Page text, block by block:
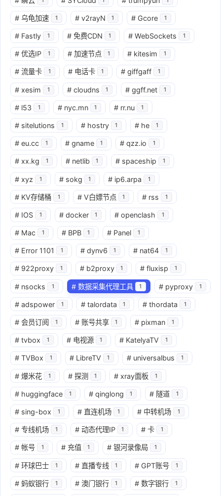
# 乌龟加速 1 # v2rayN 1 # Gcore 1
# Fastly 1 # 免费CDN 1 # WebSockets 1
# 优选IP 1 # 加速节点 1 # kitesim 1
# 流量卡 1 # 电话卡 1 # giffgaff 1
# xesim 1 # cloudns 1 # ggff.net 1
# l53 1 # nyc.mn 1 # rr.nu 1
# sitelutions 1 # hostry 1 # he 1
# eu.cc 1 # gname 1 # qzz.io 1
# xx.kg 1 # netlib 1 # spaceship 1
# xyz 1 # sokg 1 # ip6.arpa 1
# KV存储桶 1 # V白嫖节点 1 # rss 1
# IOS 1 # docker 1 # openclash 1
# Mac 1 # BPB 1 # Panel 1
# Error 1101 1 # dynv6 1 # nat64 1
# 922proxy 1 # b2proxy 1 # fluxisp 1
# nsocks 1 # 数据采集代理工具 1 # pyproxy 1
# adspower 1 # talordata 1 # thordata 1
# 会员订阅 1 # 账号共享 1 # pixman 1
# tvbox 1 # 电视源 1 # KatelyaTV 1
# TVBox 1 # LibreTV 1 # universalbus 1
# 爆米花 1 # 探测 1 # xray面板 1
# huggingface 1 # qinglong 1 # 隧道 1
# sing-box 1 # 直连机场 1 # 中转机场 1
# 专线机场 1 # 动态代理IP 1 # 卡 1
# 帐号 1 # 充值 1 # 银河录像局 1
# 环球巴士 1 # 直播专线 1 # GPT账号 1
# 蚂蚁银行 1 # 澳门银行 1 # 数字银行 1